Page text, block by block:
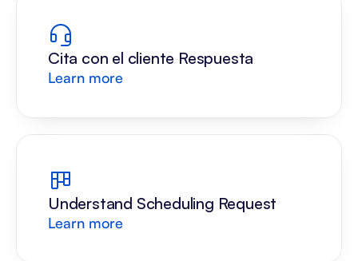
Cita con el cliente Respuesta
Learn more
Understand Scheduling Request
Learn more